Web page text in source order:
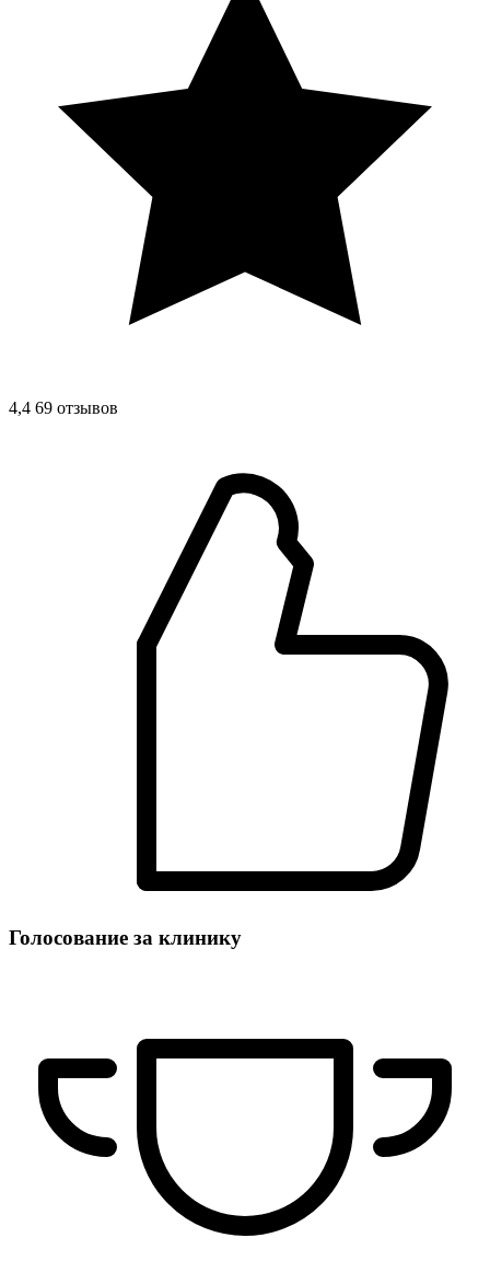
4,4 69 отзывов
Голосование за клинику